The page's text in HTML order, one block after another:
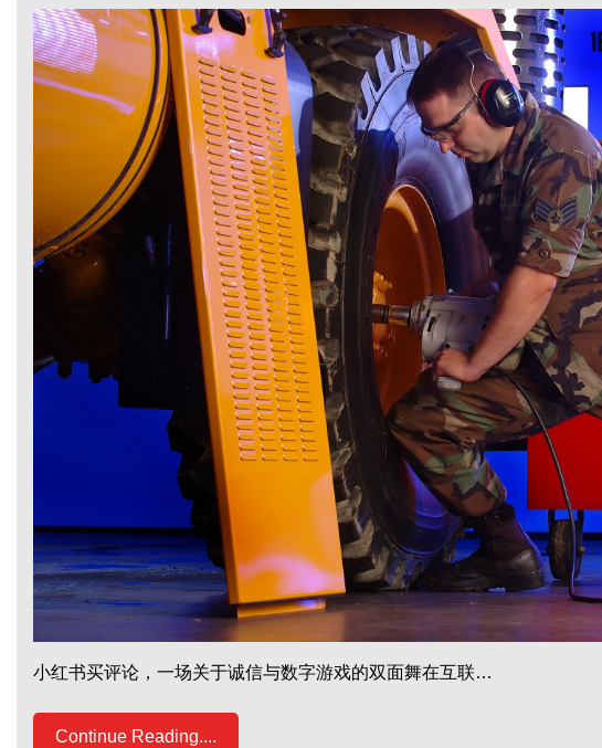
小红书买评论，一场关于诚信与数字游戏的双面舞在互联…
Continue Reading....